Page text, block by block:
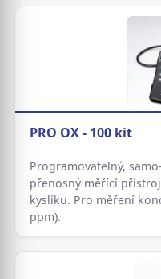
PRO OX - 100 kit
Programovatelný,
přenosný měřící
kyslíku. Pro měření
ppm).